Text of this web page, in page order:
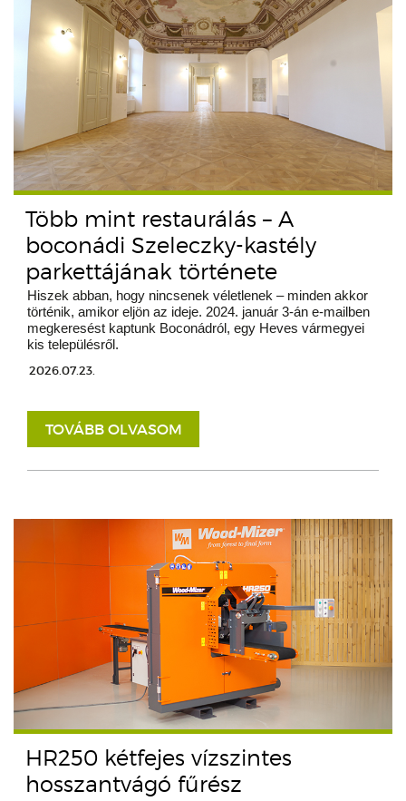
Több mint restaurálás – A
boconádi Szeleczky-kastély
parkettájának története
Hiszek abban, hogy nincsenek véletlenek – minden akkor
történik, amikor eljön az ideje. 2024. január 3-án e-mailben
megkeresést kaptunk Boconádról, egy Heves vármegyei
kis településről.
2026.07.23.
TOVÁBB OLVASOM
HR250 kétfejes vízszintes
hosszantvágó fűrész